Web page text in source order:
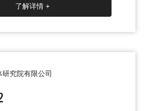
块 3.5 英寸 SATA HDD/4 块 2.5
4 块 2.5 英寸 SATA SSD，支持
灵活、弹性的 I/O 功能，4 个P
和电源冗余，低噪音设计。
了解详情 +